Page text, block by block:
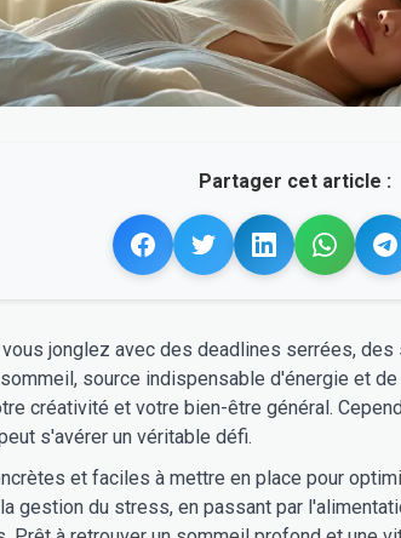
Partager cet article :
vous jonglez avec des deadlines serrées,
source indispensable d'énergie et de
créativité et votre bien-être général.
s'avérer un véritable défi.
et faciles à mettre en place pour
gestion du stress, en passant par